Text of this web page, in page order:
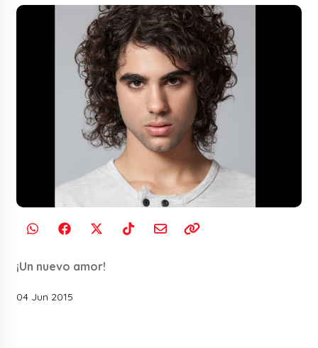
¡Un nuevo amor!
04 Jun 2015